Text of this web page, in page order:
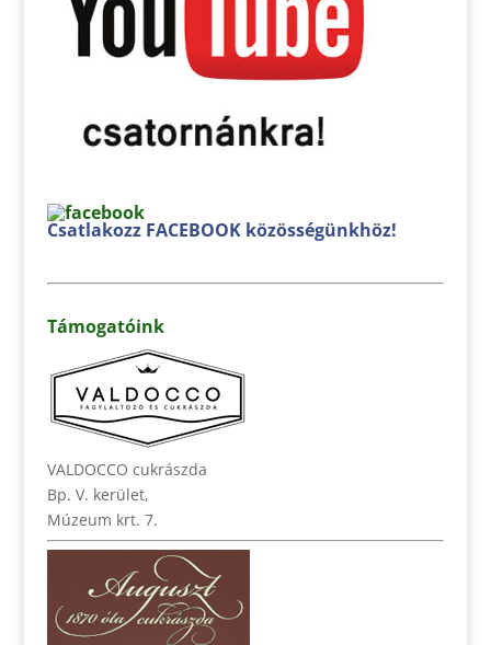
Csatlakozz FACEBOOK közösségünkhöz!
Támogatóink
VALDOCCO cukrászda
Bp. V. kerület,
Múzeum krt. 7.